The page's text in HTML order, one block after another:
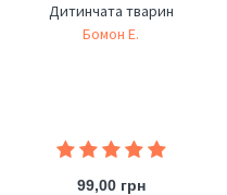
Дитинчата тварин
Бомон Е.
99,00 грн